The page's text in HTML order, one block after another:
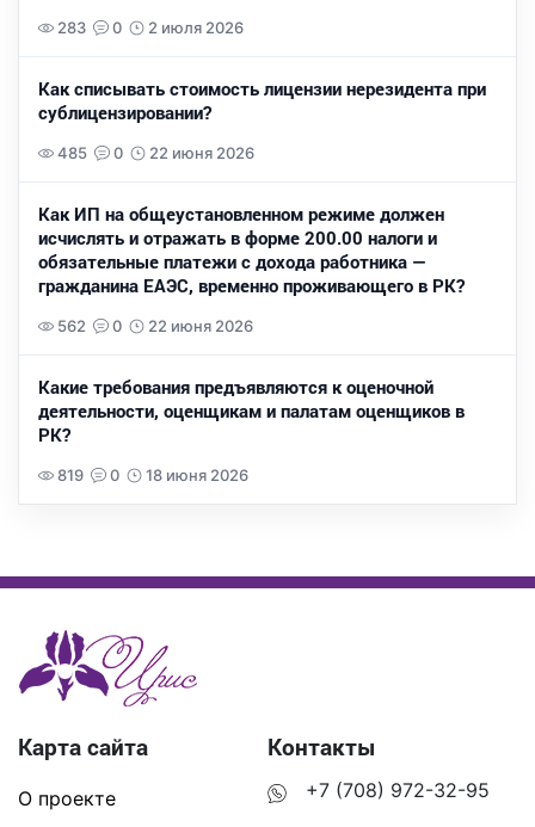
283 0 2 июля 2026
Как списывать стоимость лицензии нерезидента при
сублицензировании?
485 0 22 июня 2026
Как ИП на общеустановленном режиме должен
исчислять и отражать в форме 200.00 налоги и
обязательные платежи с дохода работника —
гражданина ЕАЭС, временно проживающего в РК?
562 0 22 июня 2026
Какие требования предъявляются к оценочной
деятельности, оценщикам и палатам оценщиков в
РК?
819 0 18 июня 2026
Карта сайта
О проекте
Контакты
+7 (708) 972-32-95